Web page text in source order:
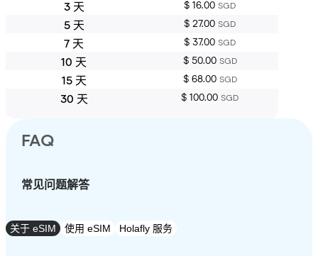
3 天 $ 16.00 SGD
5 天 $ 27.00 SGD
7 天 $ 37.00 SGD
10 天 $ 50.00 SGD
15 天 $ 68.00 SGD
30 天 $ 100.00 SGD
FAQ
常见问题解答
关于 eSIM 使用 eSIM Holafly 服务